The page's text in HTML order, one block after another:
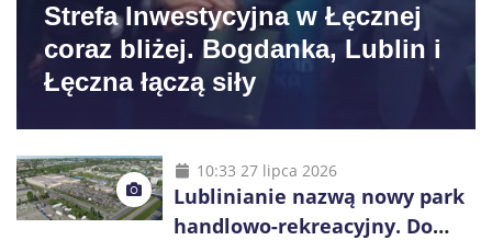
Strefa Inwestycyjna w Łęcznej
coraz bliżej. Bogdanka, Lublin i
Łęczna łączą siły
10:33 27 lipca 2026
Lublinianie nazwą nowy park
handlowo-rekreacyjny. Do